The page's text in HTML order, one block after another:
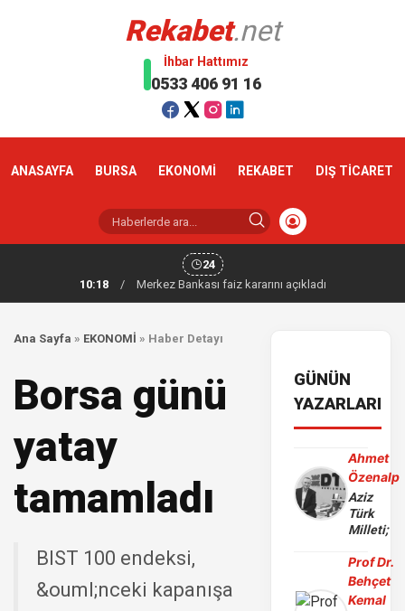
Rekabet.net
İhbar Hattımız
0533 406 91 16
ANASAYFA BURSA EKONOMİ REKABET DIŞ TİCARET
24
10:18
/ Merkez Bankası faiz kararını açıkladı
Ana Sayfa » EKONOMİ » Haber Detayı
Borsa günü
yatay
tamamladı
BIST 100 endeksi,
&ouml;nceki kapanışa
GÜNÜN
YAZARLARI
Ahmet
Özenalp
Aziz
Türk
Milleti;
Prof Dr.
Behçet
Kemal